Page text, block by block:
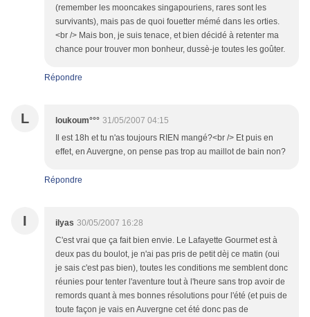
(remember les mooncakes singapouriens, rares sont les
survivants), mais pas de quoi fouetter mémé dans les orties.
<br /> Mais bon, je suis tenace, et bien décidé à retenter ma
chance pour trouver mon bonheur, dussè-je toutes les goûter.
Répondre
L loukoum°°° 31/05/2007 04:15
Il est 18h et tu n'as toujours RIEN mangé?<br /> Et puis en
effet, en Auvergne, on pense pas trop au maillot de bain non?
Répondre
I ilyas 30/05/2007 16:28
C'est vrai que ça fait bien envie. Le Lafayette Gourmet est à
deux pas du boulot, je n'ai pas pris de petit dèj ce matin (oui
je sais c'est pas bien), toutes les conditions me semblent donc
réunies pour tenter l'aventure tout à l'heure sans trop avoir de
remords quant à mes bonnes résolutions pour l'été (et puis de
toute façon je vais en Auvergne cet été donc pas de